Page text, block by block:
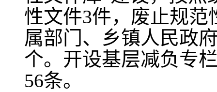
性文件3件，废止规
属部门、乡镇人民政
个。开设基层减负专
56条。